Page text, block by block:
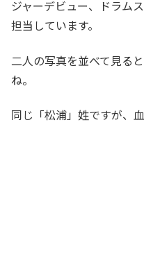
ジャーデビュー、ドラム
担当しています。
二人の写真を並べて見る
ね。
同じ「松浦」姓ですが、